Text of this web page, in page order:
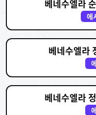
베네수엘라
에
베네수엘라
베네수엘라